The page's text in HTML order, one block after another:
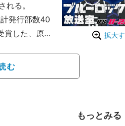
拡大
る。
発行部数40
賞した、原
育てるため
む
もっとみる